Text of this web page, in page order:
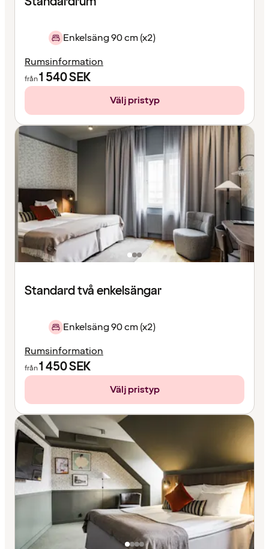
Enkelsäng 90 cm (x2)
Rumsinformation
från1 540SEK
Välj pristyp
Standard två enkelsängar
Enkelsäng 90 cm (x2)
Rumsinformation
från1 450SEK
Välj pristyp